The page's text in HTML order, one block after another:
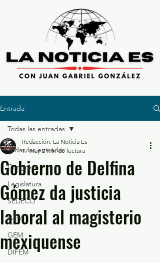
Entrada
Todas las entradas
Congreso
Legislatura
SEDECO
GEM
GEM
DIFEM
Todas las entradas
Gobierno de Delfina
Gómez da justicia
laboral al magisterio
mexiquense
Redacción: La Noticia Es
17 may 2 min de lectura